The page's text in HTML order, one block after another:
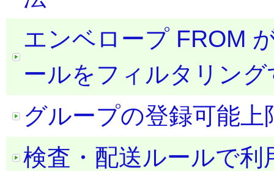
エンベロープ FROM
ールをフィルタリン
グループの登録可能
検査・配送ルールで